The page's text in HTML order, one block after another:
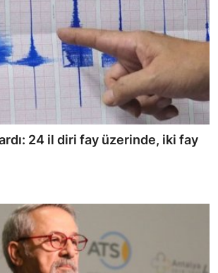
24 il diri fay üzerinde, iki fay